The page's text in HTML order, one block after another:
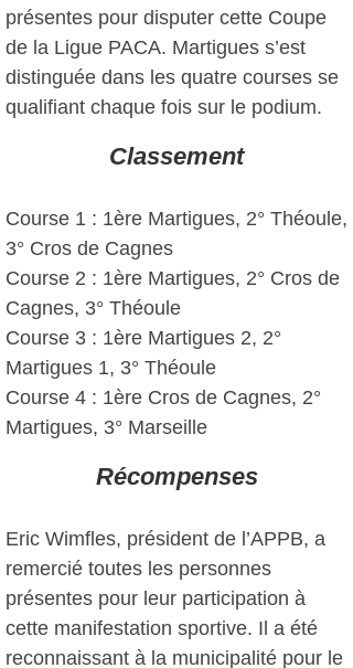
présentes pour disputer cette Coupe
de la Ligue PACA. Martigues s’est
distinguée dans les quatre courses se
qualifiant chaque fois sur le podium.
Classement
Course 1 : 1ère Martigues, 2° Théoule,
3° Cros de Cagnes
Course 2 : 1ère Martigues, 2° Cros de
Cagnes, 3° Théoule
Course 3 : 1ère Martigues 2, 2°
Martigues 1, 3° Théoule
Course 4 : 1ère Cros de Cagnes, 2°
Martigues, 3° Marseille
Récompenses
Eric Wimfles, président de l’APPB, a
remercié toutes les personnes
présentes pour leur participation à
cette manifestation sportive. Il a été
reconnaissant à la municipalité pour le